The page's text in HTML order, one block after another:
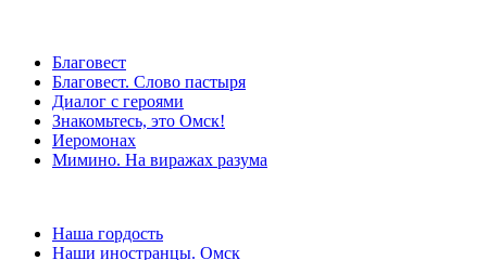
Благовест
Благовест. Слово пастыря
Диалог с героями
Знакомьтесь, это Омск!
Иеромонах
Мимино. На виражах разума
Наша гордость
Наши иностранцы. Омск